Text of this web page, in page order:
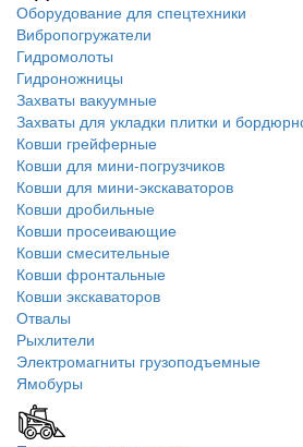
Оборудование для спецтехники
Вибропогружатели
Гидромолоты
Гидроножницы
Захваты вакуумные
Захваты для укладки плитки и
Ковши грейферные
Ковши для мини-погрузчиков
Ковши для мини-экскаваторов
Ковши дробильные
Ковши просеивающие
Ковши смесительные
Ковши фронтальные
Ковши экскаваторов
Отвалы
Рыхлители
Электромагниты грузоподъемные
Ямобуры